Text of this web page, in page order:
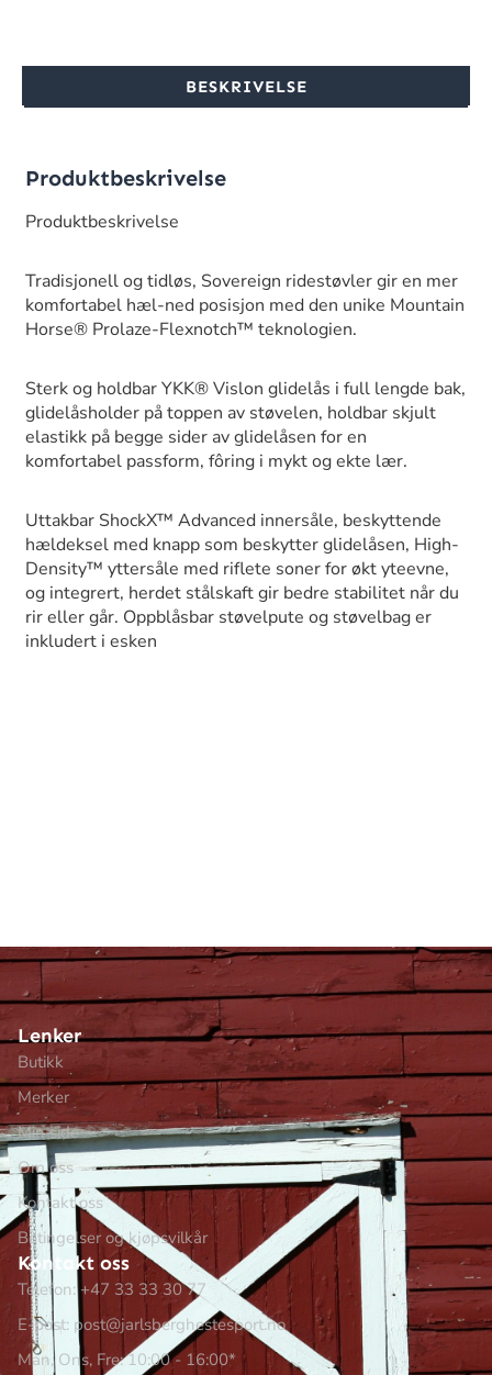
BESKRIVELSE
Produktbeskrivelse
Produktbeskrivelse
Tradisjonell og tidløs, Sovereign ridestøvler gir en mer
komfortabel hæl-ned posisjon med den unike Mountain
Horse® Prolaze-Flexnotch™ teknologien.
Sterk og holdbar YKK® Vislon glidelås i full lengde bak,
glidelåsholder på toppen av støvelen, holdbar skjult
elastikk på begge sider av glidelåsen for en
komfortabel passform, fôring i mykt og ekte lær.
Uttakbar ShockX™ Advanced innersåle, beskyttende
hældeksel med knapp som beskytter glidelåsen, High-
Density™ yttersåle med riflete soner for økt yteevne,
og integrert, herdet stålskaft gir bedre stabilitet når du
rir eller går. Oppblåsbar støvelpute og støvelbag er
inkludert i esken
Lenker
Butikk
Merker
Min side
Om oss
Kontakt oss
Betingelser og kjøpsvilkår
Kontakt oss
Telefon: +47 33 33 30 77
E-post: post@jarlsberghestesport.no
Man, Ons, Fre: 10:00 - 16:00*